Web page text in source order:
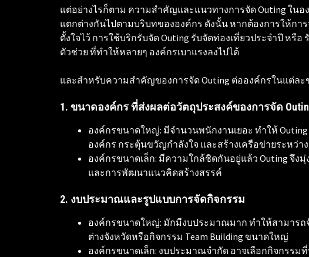
แต่อย่างไรก็ตาม ความสำคัญและแนวทางการจัด Outing ใน
แตกต่างกันไปตามบริบทขององค์กร ดังนั้น หากต้องการให้การ
ตั้งใจไว้ การใช้บริกรับจัด Outing รับจัดท่องเที่ยวประจำปี หรื
ตัวช่วย ที่ทำให้หลายๆ องค์กรเบาแรงลงไปได้
และสำหรับความสำคัญของการจัด Outing ต่อองค์กรในแต่ล
1. ขนาดองค์กร ที่ส่งผลต่อวัตถุประสงค์ของการจัด
องค์กรขนาดใหญ่: มีจำนวนพนักงานเยอะ ทำให้
องค์กร กระตุ้นขวัญกำลังใจ และสร้างเครือข่ายระหว่า
องค์กรขนาดเล็ก: มีความใกล้ชิดกันอยู่แล้ว Outing จึง
และการพัฒนาแนวคิดสร้างสรรค์
2. งบประมาณและรูปแบบการจัดกิจกรรม
องค์กรขนาดใหญ่: มักมีงบประมาณมาก ทำให้สามารถ
ต่างจังหวัดหรือกิจกรรม Team Building ขนาดใหญ่
องค์กรขนาดเล็ก: งบประมาณจำกัด อาจเลือกกิจกรรม